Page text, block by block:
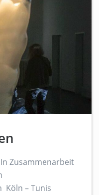
Zusammenarbeit
Köln – Tunis